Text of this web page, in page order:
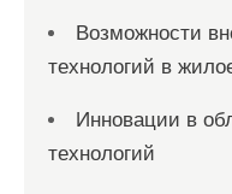
Возможности
технологий в
Инновации в
технологий